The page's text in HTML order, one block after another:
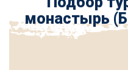
монастырь